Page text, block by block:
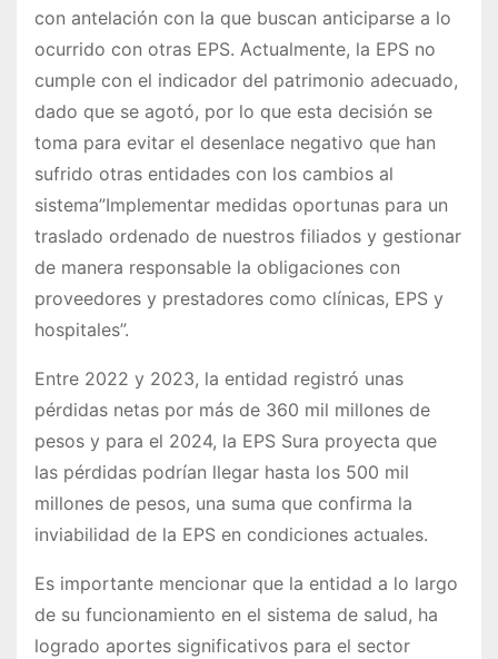
con antelación con la que buscan anticiparse a lo
ocurrido con otras EPS. Actualmente, la EPS no
cumple con el indicador del patrimonio adecuado,
dado que se agotó, por lo que esta decisión se
toma para evitar el desenlace negativo que han
sufrido otras entidades con los cambios al
sistema”Implementar medidas oportunas para un
traslado ordenado de nuestros filiados y gestionar
de manera responsable la obligaciones con
proveedores y prestadores como clínicas, EPS y
hospitales”.
Entre 2022 y 2023, la entidad registró unas
pérdidas netas por más de 360 mil millones de
pesos y para el 2024, la EPS Sura proyecta que
las pérdidas podrían llegar hasta los 500 mil
millones de pesos, una suma que confirma la
inviabilidad de la EPS en condiciones actuales.
Es importante mencionar que la entidad a lo largo
de su funcionamiento en el sistema de salud, ha
logrado aportes significativos para el sector